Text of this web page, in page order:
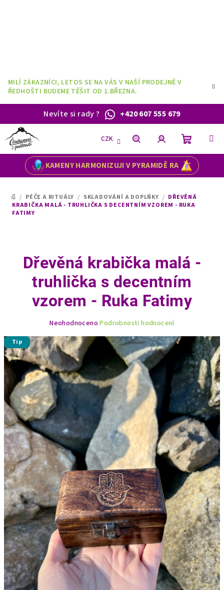
MILÍ ZÁKAZNÍCI, LETOS SE NA VÁS V NAŠÍ PRODEJNĚ V
ŘEDHOŠTI BUDEME TĚŠIT OD 1.BŘEZNA.
Nevíte si rady? +420 607 555 679
KAMENY HARMONIZUJI V PYRAMIDĚ RA
CZK
HledatPřihlášeníNákupní
DOMŮ
/ PÉČE A RITUÁLY / SKLADOVÁNÍ A DOPLŇKY / DŘEVĚNÁ
KRABIČKA MALÁ - TRUHLIČKA S DECENTNÍM VZOREM - RUKA
FATIMY
Dřevěná krabička malá -
truhlička s decentním
vzorem - Ruka Fatimy
produktu
je
0,0
z
5
hvězdiček.
Neohodnoceno Podrobnosti hodnocení
Tip